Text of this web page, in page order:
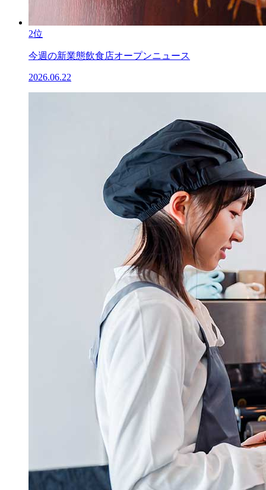
2位
今週の新業態飲食店オープンニュース
2026.06.22